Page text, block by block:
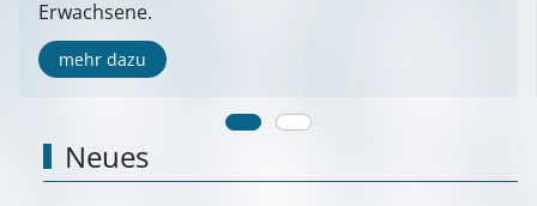
Erwachsene.
mehr dazu
Neues